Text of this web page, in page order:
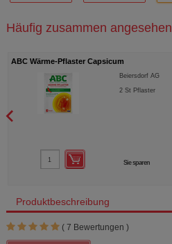
Häufig zusammen angesehen
ABC Wärme-Pflaster Capsicum
Beiersdorf AG
2St Pflaster
Sie sparen
Produktbeschreibung
( 7 Bewertungen )